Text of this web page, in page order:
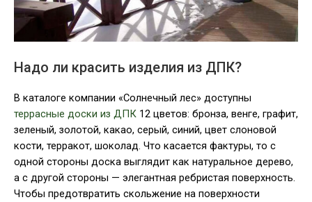
Надо ли красить изделия из ДПК?
В каталоге компании «Солнечный лес» доступны
террасные доски из ДПК 12 цветов: бронза, венге, графит,
зеленый, золотой, какао, серый, синий, цвет слоновой
кости, терракот, шоколад. Что касается фактуры, то с
одной стороны доска выглядит как натуральное дерево,
а с другой стороны — элегантная ребристая поверхность.
Чтобы предотвратить скольжение на поверхности